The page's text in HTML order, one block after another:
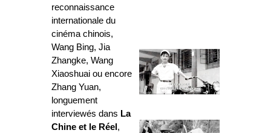
reconnaissance
internationale du
cinéma chinois,
Wang Bing, Jia
Zhangke, Wang
Xiaoshuai ou encore
Zhang Yuan,
longuement
interviewés dans La
Chine et le Réel ,